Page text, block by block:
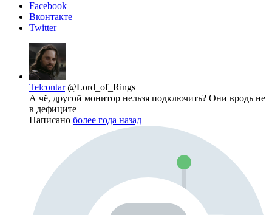
Facebook
Вконтакте
Twitter
Telcontar @Lord_of_Rings
А чё, другой монитор нельзя подключить? Они вродь не
в дефиците
Написано более года назад